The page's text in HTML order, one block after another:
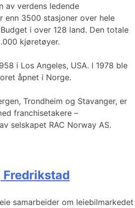
av verdens ledende
enn 3500 stasjoner over hele
i over 128 land. Den totale
kjøretøyer.
i Los Angeles, USA. I 1978 ble
åpnet i Norge.
Trondheim og Stavanger, er
franchisetakere –
selskapet RAC Norway AS.
samarbeider om leiebilmarkedet